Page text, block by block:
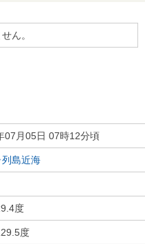
ん。
07月05日 07時12分頃
列島近海
度
度